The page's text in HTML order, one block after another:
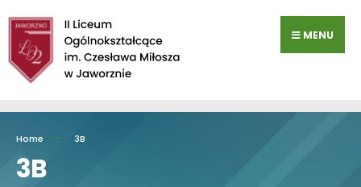
Przejdź
do
zawartości
MENU
Home 3B
3B